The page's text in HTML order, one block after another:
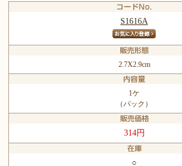
S1616A
2.7X2.9cm
1ケ
（パック）
314円
○